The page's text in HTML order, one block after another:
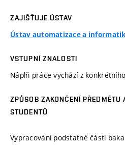
ZAJIŠŤUJE ÚSTAV
Ústav automatizace a
VSTUPNÍ ZNALOSTI
Náplň práce vychází z
ZPŮSOB ZAKONČENÍ PŘEDMĚTU
STUDENTŮ
Vypracování podstatné části